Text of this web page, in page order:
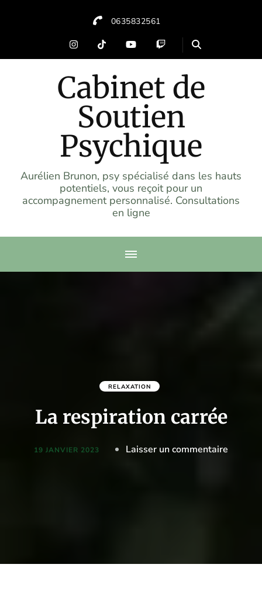
0635832561
Cabinet de
Soutien
Psychique
Aurélien Brunon, psy spécialisé dans les hauts
potentiels, vous reçoit pour un
accompagnement personnalisé. Consultations
en ligne
RELAXATION
La respiration carrée
19 JANVIER 2023 Laisser un commentaire